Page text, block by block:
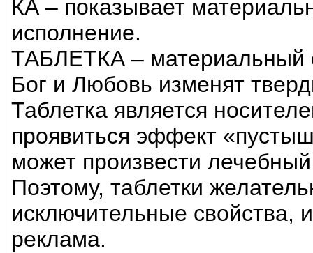
КА – показывает
исполнение.
ТАБЛЕТКА – материальный
Бог и Любовь изменят
Таблетка является
проявиться эффект
может произвести
Поэтому, таблетки
исключительные свойства,
реклама.